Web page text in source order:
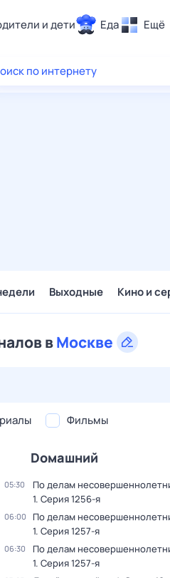
и дети Еда Ещё
Здоровье
по интернету
Выходные Кино и
вМоскве
Фильмы
Dомашний
05:30 По делам
1. Серия 1256-я
06:00 По делам
1. Серия 1257-я
06:30 По делам
1. Серия 1257-я